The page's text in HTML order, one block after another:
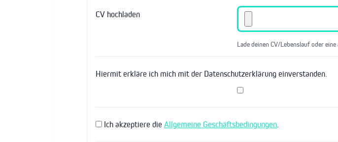
CV hochladen
Lade deinen CV/Lebenslauf oder
Hiermit erkläre ich mich mit der Datenschutzerklärung einverstanden.
Ich akzeptiere die Allgemeine Geschäftsbedingungen